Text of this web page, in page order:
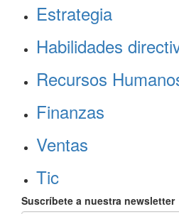
Estrategia
Habilidades
Recursos
Finanzas
Ventas
Tic
Suscríbete a nuestra newsletter